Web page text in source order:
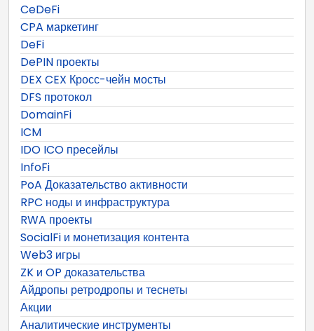
CeDeFi
CPA маркетинг
DeFi
DePIN проекты
DEX CEX Кросс-чейн мосты
DFS протокол
DomainFi
ICM
IDO ICO пресейлы
InfoFi
PoA Доказательство активности
RPC ноды и инфраструктура
RWA проекты
SocialFi и монетизация контента
Web3 игры
ZK и OP доказательства
Айдропы ретродропы и теснеты
Акции
Аналитические инструменты